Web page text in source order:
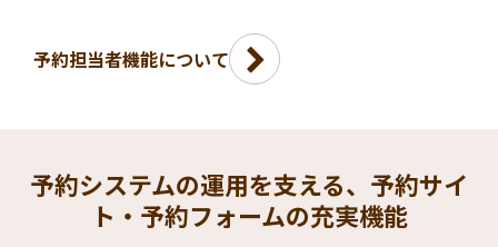
予約担当者機能について
予約システムの運用を支える、予約サイ
ト・予約フォームの充実機能